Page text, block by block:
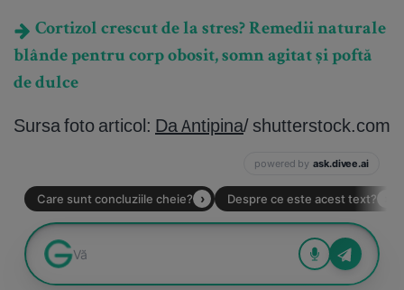
Cortizol crescut de la stres? Remedii naturale
blânde pentru corp obosit, somn agitat și poftă
de dulce
Sursa foto articol: Da Antipina/ shutterstock.com